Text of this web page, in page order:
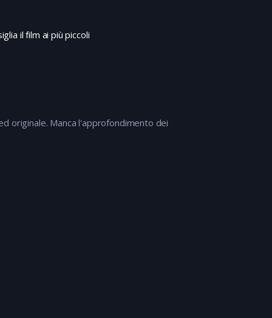
il film ai più piccoli
originale. Manca l'approfondimento dei